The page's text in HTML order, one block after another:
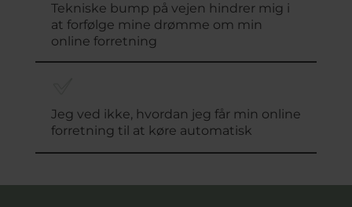
Tekniske bump på vejen hindrer mig i
at forfølge mine drømme om min
online forretning
Jeg ved ikke, hvordan jeg får min online
forretning til at køre automatisk